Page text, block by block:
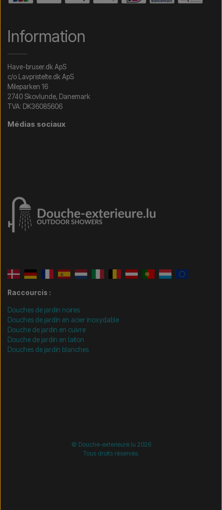
Information
Have-bruser.dk ApS
c/o Lavpristelte.dk ApS
Mileparken 16
2740 Skovlunde, Danemark
TVA: DK36085606
Médias sociaux
Raccourcis :
Douches de jardin noires
Douches de jardin en acier inoxydable
Douche de jardin en cuivre
Douche de jardin en laiton
Douches de jardin blanches
© Douche-exterieure.lu 2026
Tous droits réservés.